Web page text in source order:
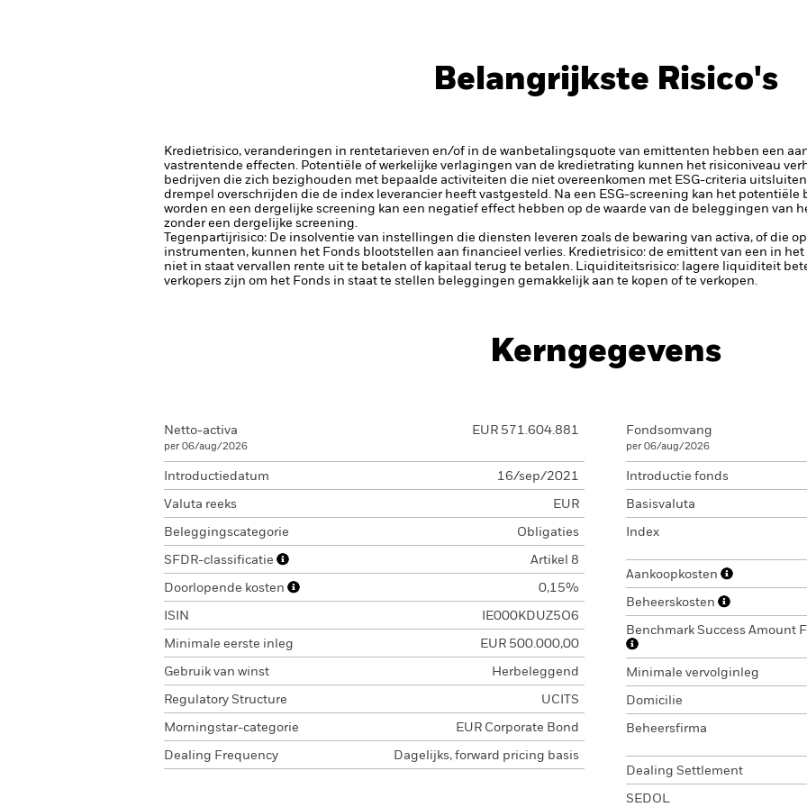
Belangrijkste Risico's
Kredietrisico, veranderingen in rentetarieven en/of in de wanbetalingsquote van emittenten hebben een
vastrentende effecten. Potentiële of werkelijke verlagingen van de kredietrating kunnen het risiconiveau
bedrijven die zich bezighouden met bepaalde activiteiten die niet overeenkomen met ESG-criteria
drempel overschrijden die de index leverancier heeft vastgesteld. Na een ESG-screening kan het
worden en een dergelijke screening kan een negatief effect hebben op de waarde van de beleggingen van
zonder een dergelijke screening.
Tegenpartijrisico: De insolventie van instellingen die diensten leveren zoals de bewaring van activa, of die
instrumenten, kunnen het Fonds blootstellen aan financieel verlies. Kredietrisico: de emittent van een in
niet in staat vervallen rente uit te betalen of kapitaal terug te betalen. Liquiditeitsrisico: lagere liquiditeit
verkopers zijn om het Fonds in staat te stellen beleggingen gemakkelijk aan te kopen of te verkopen.
Kerngegevens
Netto-activa
per 06/aug/2026
EUR 571.604.881
Introductiedatum 16/sep/2021
Valuta reeks EUR
Beleggingscategorie Obligaties
SFDR-classificatie Artikel 8
Doorlopende kosten 0,15%
ISIN IE000KDUZ5O6
Minimale eerste inleg EUR 500.000,00
Gebruik van winst Herbeleggend
Regulatory Structure UCITS
Morningstar-categorie EUR Corporate Bond
Dealing Frequency Dagelijks, forward pricing basis
Fondsomvang
per 06/aug/2026
Introductie fonds
Basisvaluta
Index
Aankoopkosten
Beheerskosten
Benchmark Success Amount
Minimale vervolginleg
Domicilie
Beheersfirma
Dealing Settlement
SEDOL